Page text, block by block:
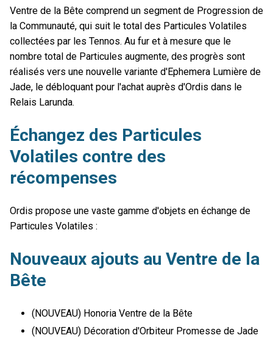
Ventre de la Bête comprend un segment de Progression de
la Communauté, qui suit le total des Particules Volatiles
collectées par les Tennos. Au fur et à mesure que le
nombre total de Particules augmente, des progrès sont
réalisés vers une nouvelle variante d'Ephemera Lumière de
Jade, le débloquant pour l'achat auprès d'Ordis dans le
Relais Larunda.
Échangez des Particules
Volatiles contre des
récompenses
Ordis propose une vaste gamme d'objets en échange de
Particules Volatiles :
Nouveaux ajouts au Ventre de la
Bête
(NOUVEAU) Honoria Ventre de la Bête
(NOUVEAU) Décoration d'Orbiteur Promesse de Jade